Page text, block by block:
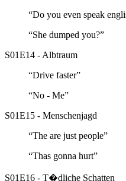
“Do you even speak
“She dumped you?”
S01E14 - Albtraum
“Drive faster”
“No - Me”
S01E15 - Menschenjagd
“The are just people”
“Thas gonna hurt”
S01E16 - T�dliche Schatten